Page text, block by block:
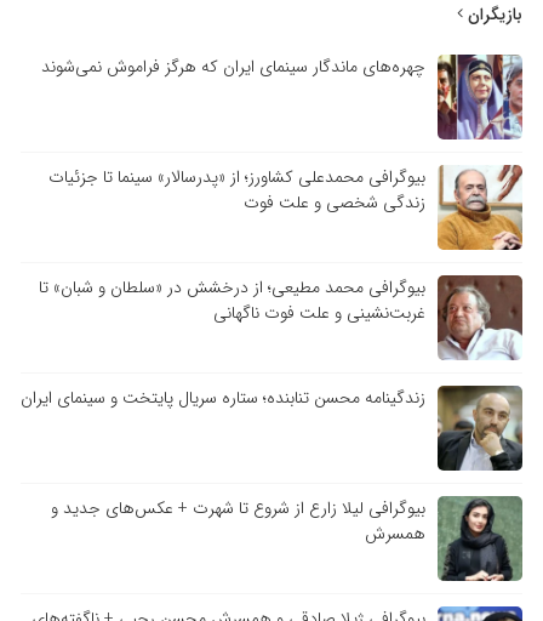
بازیگران
چهره‌های ماندگار سینمای ایران که هرگز فراموش نمی‌شوند
بیوگرافی محمدعلی کشاورز؛ از «پدرسالار» سینما تا جزئیات
زندگی شخصی و علت فوت
بیوگرافی محمد مطیعی؛ از درخشش در «سلطان و شبان» تا
غربت‌نشینی و علت فوت ناگهانی
زندگینامه محسن تنابنده؛ ستاره سریال پایتخت و سینمای ایران
بیوگرافی لیلا زارع از شروع تا شهرت + عکس‌های جدید و
همسرش